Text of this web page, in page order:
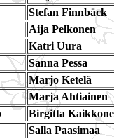
Stefan Finnbäck
Aija Pelkonen
Katri Uura
Sanna Pessa
Marjo Ketelä
Marja Ahtiainen
Birgitta
Salla Paasimaa